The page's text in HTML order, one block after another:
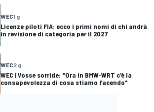
WEC1 g
Licenze piloti FIA: ecco i primi nomi di chi andrà
in revisione di categoria per il 2027
WEC2 g
WEC | Vosse sorride: "Ora in BMW-WRT c'è la
consapevolezza di cosa stiamo facendo"